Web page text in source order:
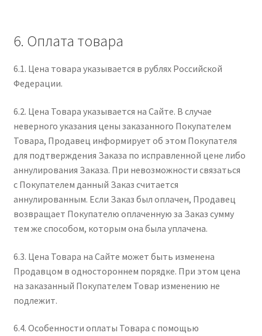
6. Оплата товара
6.1. Цена товара указывается в рублях Российской
Федерации.
6.2. Цена Товара указывается на Сайте. В случае
неверного указания цены заказанного Покупателем
Товара, Продавец информирует об этом Покупателя
для подтверждения Заказа по исправленной цене либо
аннулирования Заказа. При невозможности связаться
с Покупателем данный Заказ считается
аннулированным. Если Заказ был оплачен, Продавец
возвращает Покупателю оплаченную за Заказ сумму
тем же способом, которым она была уплачена.
6.3. Цена Товара на Сайте может быть изменена
Продавцом в одностороннем порядке. При этом цена
на заказанный Покупателем Товар изменению не
подлежит.
6.4. Особенности оплаты Товара с помощью